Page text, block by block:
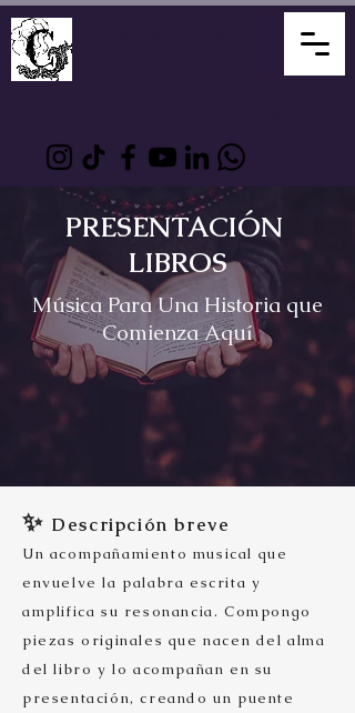
PRESENTACIÓN
LIBROS
Música Para Una Historia que
Comienza Aquí
✨Descripción breve
Un acompañamiento musical que
envuelve la palabra escrita y
amplifica su resonancia. Compongo
piezas originales que nacen del alma
del libro y lo acompañan en su
presentación, creando un puente